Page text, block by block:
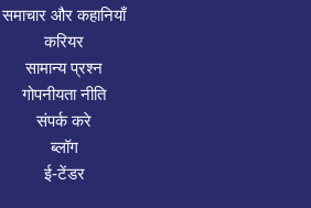
समाचार और कहानियाँ
करियर
सामान्य प्रश्न
गोपनीयता नीति
संपर्क करे
ब्लॉग
ई-टेंडर